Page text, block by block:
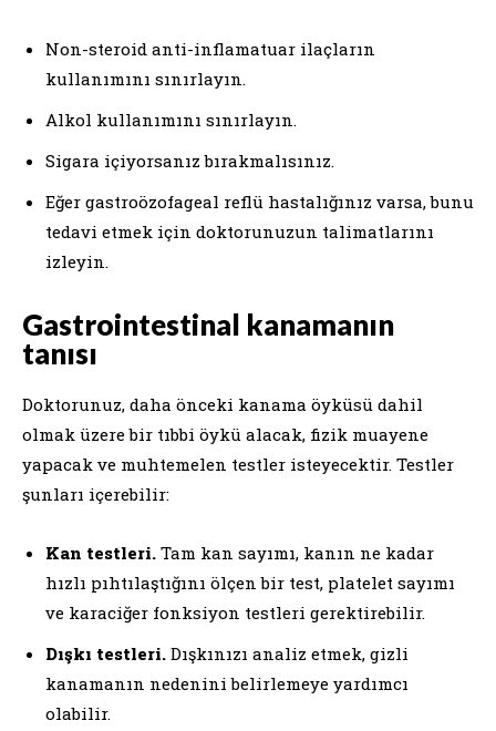
Non-steroid anti-inflamatuar ilaçların
kullanımını sınırlayın.
Alkol kullanımını sınırlayın.
Sigara içiyorsanız bırakmalısınız.
Eğer gastroözofageal reflü hastalığınız varsa, bunu
tedavi etmek için doktorunuzun talimatlarını
izleyin.
Gastrointestinal kanamanın
tanısı
Doktorunuz, daha önceki kanama öyküsü dahil
olmak üzere bir tıbbi öykü alacak, fizik muayene
yapacak ve muhtemelen testler isteyecektir. Testler
şunları içerebilir:
Kan testleri. Tam kan sayımı, kanın ne kadar
hızlı pıhtılaştığını ölçen bir test, platelet sayımı
ve karaciğer fonksiyon testleri gerektirebilir.
Dışkı testleri. Dışkınızı analiz etmek, gizli
kanamanın nedenini belirlemeye yardımcı
olabilir.